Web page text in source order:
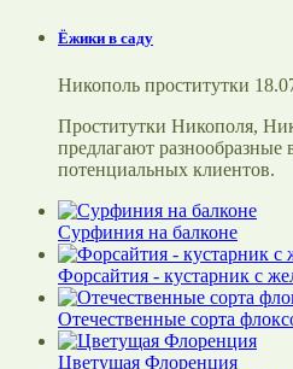
Ёжики в саду
Никополь проститутки
Проститутки Никополя,
предлагают разнообразные
потенциальных клиентов.
Сурфиния на балконе
Форсайтия - кустарник с
Отечественные сорта
Цветущая Флоренция